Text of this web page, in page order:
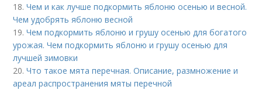
18.Чем и как лучше подкормить яблоню осенью и весной.
Чем удобрять яблоню весной
19.Чем подкормить яблоню и грушу осенью для богатого
урожая. Чем подкормить яблоню и грушу осенью для
лучшей зимовки
20.Что такое мята перечная. Описание, размножение и
ареал распространения мяты перечной